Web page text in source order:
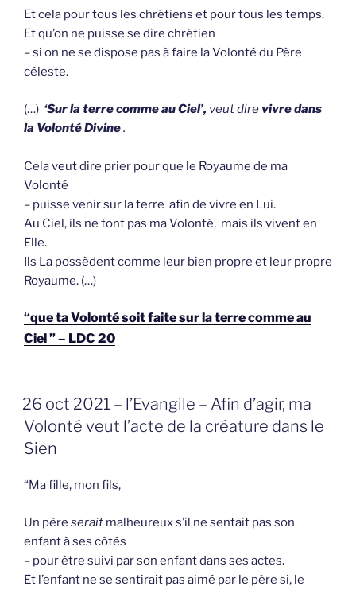
Et cela pour tous les chrétiens et pour tous les temps.
Et qu’on ne puisse se dire chrétien
– si on ne se dispose pas à faire la Volonté du Père
céleste.
(…) ‘Sur la terre comme au Ciel’, veut direvivre dans
la Volonté Divine.
Cela veut dire prier pour que le Royaume de ma
Volonté
– puisse venir sur la terre afin de vivre en Lui.
Au Ciel, ils ne font pas ma Volonté, mais ils vivent en
Elle.
Ils La possèdent comme leur bien propre et leur propre
Royaume. (…)
“que ta Volonté soit faite sur la terre comme au
Ciel ” – LDC 20
GEPLAATST
OP
26 oct 2021 – l’Evangile – Afin d’agir, ma
Volonté veut l’acte de la créature dans le
Sien
“Ma fille, mon fils,
Un père serait malheureux s’il ne sentait pas son
enfant à ses côtés
– pour être suivi par son enfant dans ses actes.
Et l’enfant ne se sentirait pas aimé par le père si, le